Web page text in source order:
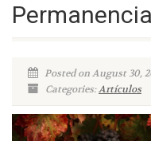
Posted on August 30,
Categories:Artículos